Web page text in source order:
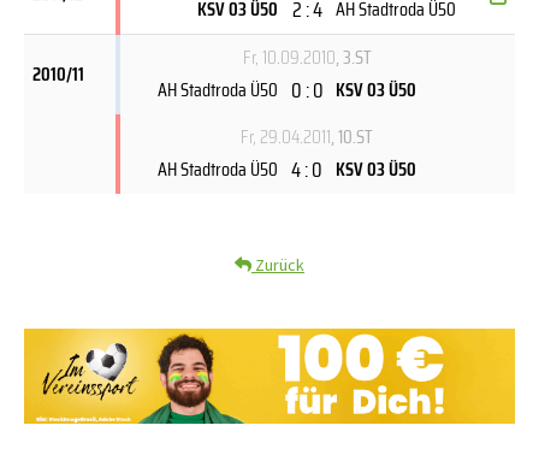
KSV 03 Ü50 2 : 4 AH Stadtroda Ü50
2010/11
Fr, 10.09.2010, 3.ST
AH Stadtroda Ü50 0 : 0 KSV 03 Ü50
Fr, 29.04.2011, 10.ST
AH Stadtroda Ü50 4 : 0 KSV 03 Ü50
Zurück